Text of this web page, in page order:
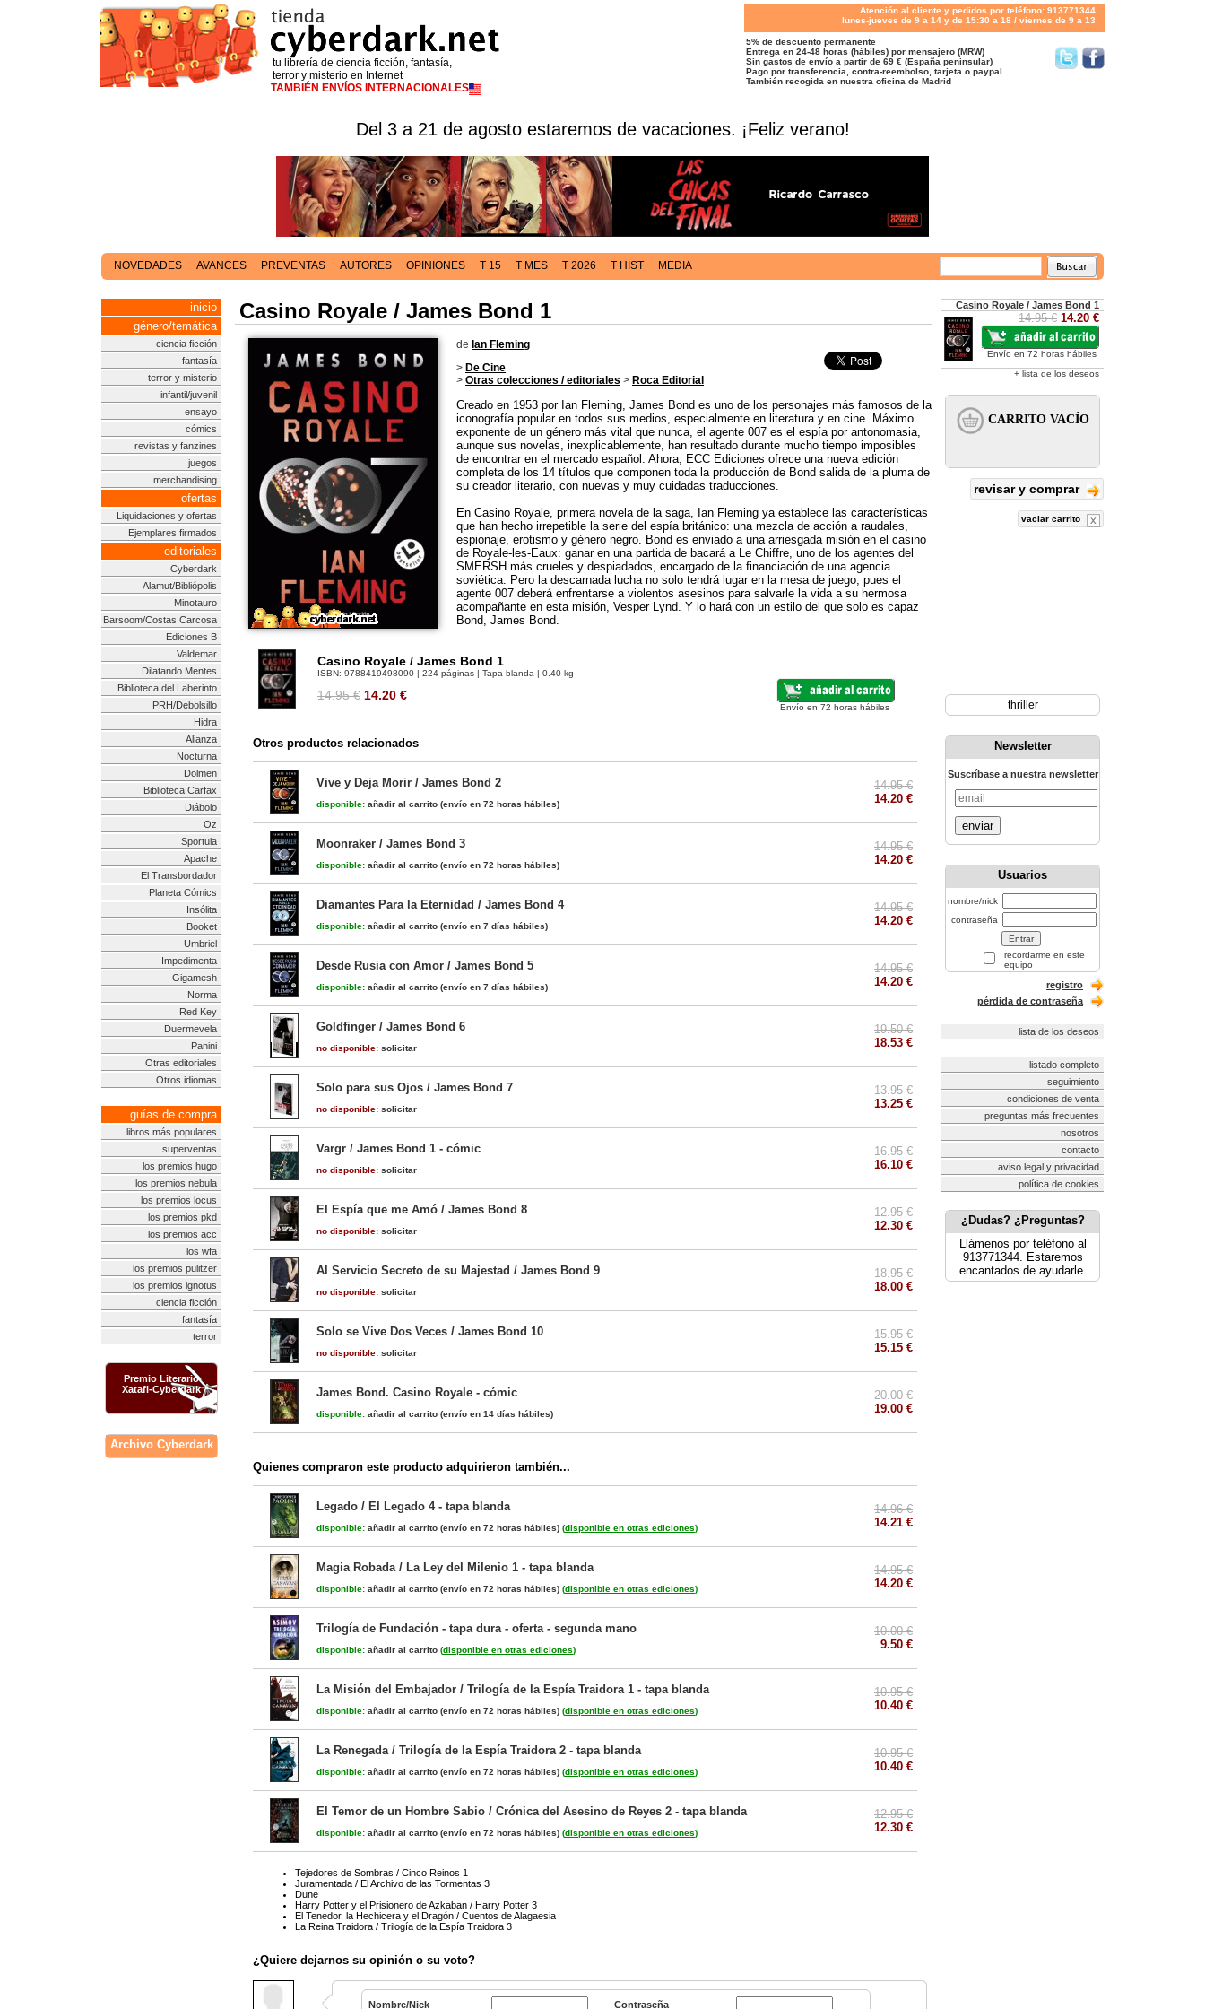
tu librería de ciencia ficción, fantasía,
terror y misterio en Internet
TAMBIÉN ENVÍOS INTERNACIONALES
Atención al cliente y pedidos por teléfono: 913771344
lunes-jueves de 9 a 14 y de 15:30 a 18 / viernes de 9 a 13
5% de descuento permanente
Entrega en 24-48 horas (hábiles) por mensajero (MRW)
Sin gastos de envío a partir de 69 € (España peninsular)
Pago por transferencia, contra-reembolso, tarjeta o paypal
También recogida en nuestra oficina de Madrid
Del 3 a 21 de agosto estaremos de vacaciones. ¡Feliz verano!
NOVEDADES AVANCES PREVENTAS AUTORES OPINIONES T 15 T MES T 2026 T HIST MEDIA
inicio
género/temática
ciencia ficción
fantasía
terror y misterio
infantil/juvenil
ensayo
cómics
revistas y fanzines
juegos
merchandising
ofertas
Liquidaciones y ofertas
Ejemplares firmados
editoriales
Cyberdark
Alamut/Bibliópolis
Minotauro
Barsoom/Costas Carcosa
Ediciones B
Valdemar
Dilatando Mentes
Biblioteca del Laberinto
PRH/Debolsillo
Hidra
Alianza
Nocturna
Dolmen
Biblioteca Carfax
Diábolo
Oz
Sportula
Apache
El Transbordador
Planeta Cómics
Insólita
Booket
Umbriel
Impedimenta
Gigamesh
Norma
Red Key
Duermevela
Panini
Otras editoriales
Otros idiomas
guías de compra
libros más populares
superventas
los premios hugo
los premios nebula
los premios locus
los premios pkd
los premios acc
los wfa
los premios pulitzer
los premios ignotus
ciencia ficción
fantasía
terror
Premio Literario
Xatafi-Cyberdark
Archivo Cyberdark
Casino Royale / James Bond 1
de Ian Fleming
> De Cine
> Otras colecciones / editoriales > Roca Editorial
Creado en 1953 por Ian Fleming, James Bond es uno de los personajes más famosos de la
iconografía popular en todos sus medios, especialmente en literatura y en cine. Máximo
exponente de un género más vital que nunca, el agente 007 es el espía por antonomasia,
aunque sus novelas, inexplicablemente, han resultado durante mucho tiempo imposibles
de encontrar en el mercado español. Ahora, ECC Ediciones ofrece una nueva edición
completa de los 14 títulos que componen toda la producción de Bond salida de la pluma de
su creador literario, con nuevas y muy cuidadas traducciones.
En Casino Royale, primera novela de la saga, Ian Fleming ya establece las características
que han hecho irrepetible la serie del espía británico: una mezcla de acción a raudales,
espionaje, erotismo y género negro. Bond es enviado a una arriesgada misión en el casino
de Royale-les-Eaux: ganar en una partida de bacará a Le Chiffre, uno de los agentes del
SMERSH más crueles y despiadados, encargado de la financiación de una agencia
soviética. Pero la descarnada lucha no solo tendrá lugar en la mesa de juego, pues el
agente 007 deberá enfrentarse a violentos asesinos para salvarle la vida a su hermosa
acompañante en esta misión, Vesper Lynd. Y lo hará con un estilo del que solo es capaz
Bond, James Bond.
Casino Royale / James Bond 1
ISBN: 9788419498090 | 224 páginas | Tapa blanda | 0.40 kg
14.95 € 14.20 €
Envío en 72 horas hábiles
Otros productos relacionados
Vive y Deja Morir / James Bond 2
disponible: añadir al carrito (envío en 72 horas hábiles)
14.95 €
14.20 €
Moonraker / James Bond 3
disponible: añadir al carrito (envío en 72 horas hábiles)
14.95 €
14.20 €
Diamantes Para la Eternidad / James Bond 4
disponible: añadir al carrito (envío en 7 días hábiles)
14.95 €
14.20 €
Desde Rusia con Amor / James Bond 5
disponible: añadir al carrito (envío en 7 días hábiles)
14.95 €
14.20 €
Goldfinger / James Bond 6
no disponible: solicitar
19.50 €
18.53 €
Solo para sus Ojos / James Bond 7
no disponible: solicitar
13.95 €
13.25 €
Vargr / James Bond 1 - cómic
no disponible: solicitar
16.95 €
16.10 €
El Espía que me Amó / James Bond 8
no disponible: solicitar
12.95 €
12.30 €
Al Servicio Secreto de su Majestad / James Bond 9
no disponible: solicitar
18.95 €
18.00 €
Solo se Vive Dos Veces / James Bond 10
no disponible: solicitar
15.95 €
15.15 €
James Bond. Casino Royale - cómic
disponible: añadir al carrito (envío en 14 días hábiles)
20.00 €
19.00 €
Quienes compraron este producto adquirieron también...
Legado / El Legado 4 - tapa blanda
disponible: añadir al carrito (envío en 72 horas hábiles) (disponible en otras ediciones)
14.96 €
14.21 €
Magia Robada / La Ley del Milenio 1 - tapa blanda
disponible: añadir al carrito (envío en 72 horas hábiles) (disponible en otras ediciones)
14.95 €
14.20 €
Trilogía de Fundación - tapa dura - oferta - segunda mano
disponible: añadir al carrito (disponible en otras ediciones)
10.00 €
9.50 €
La Misión del Embajador / Trilogía de la Espía Traidora 1 - tapa blanda
disponible: añadir al carrito (envío en 72 horas hábiles) (disponible en otras ediciones)
10.95 €
10.40 €
La Renegada / Trilogía de la Espía Traidora 2 - tapa blanda
disponible: añadir al carrito (envío en 72 horas hábiles) (disponible en otras ediciones)
10.95 €
10.40 €
El Temor de un Hombre Sabio / Crónica del Asesino de Reyes 2 - tapa blanda
disponible: añadir al carrito (envío en 72 horas hábiles) (disponible en otras ediciones)
12.95 €
12.30 €
Tejedores de Sombras / Cinco Reinos 1
Juramentada / El Archivo de las Tormentas 3
Dune
Harry Potter y el Prisionero de Azkaban / Harry Potter 3
El Tenedor, la Hechicera y el Dragón / Cuentos de Alagaesia
La Reina Traidora / Trilogía de la Espía Traidora 3
¿Quiere dejarnos su opinión o su voto?
Nombre/Nick Contraseña
Casino Royale / James Bond 1
14.95 € 14.20 €
Envío en 72 horas hábiles
+ lista de los deseos
revisar y comprar
vaciar carrito
thriller
Newsletter
Suscríbase a nuestra newsletter
enviar
Usuarios
nombre/nick
contraseña
recordarme en este
equipo
registro
pérdida de contraseña
lista de los deseos
listado completo
seguimiento
condiciones de venta
preguntas más frecuentes
nosotros
contacto
aviso legal y privacidad
política de cookies
¿Dudas? ¿Preguntas?
Llámenos por teléfono al
913771344. Estaremos
encantados de ayudarle.